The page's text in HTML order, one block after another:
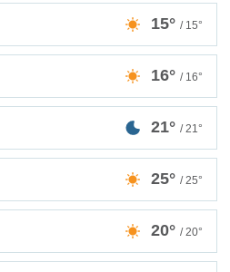
15° / 15°
16° / 16°
21° / 21°
25° / 25°
20° / 20°